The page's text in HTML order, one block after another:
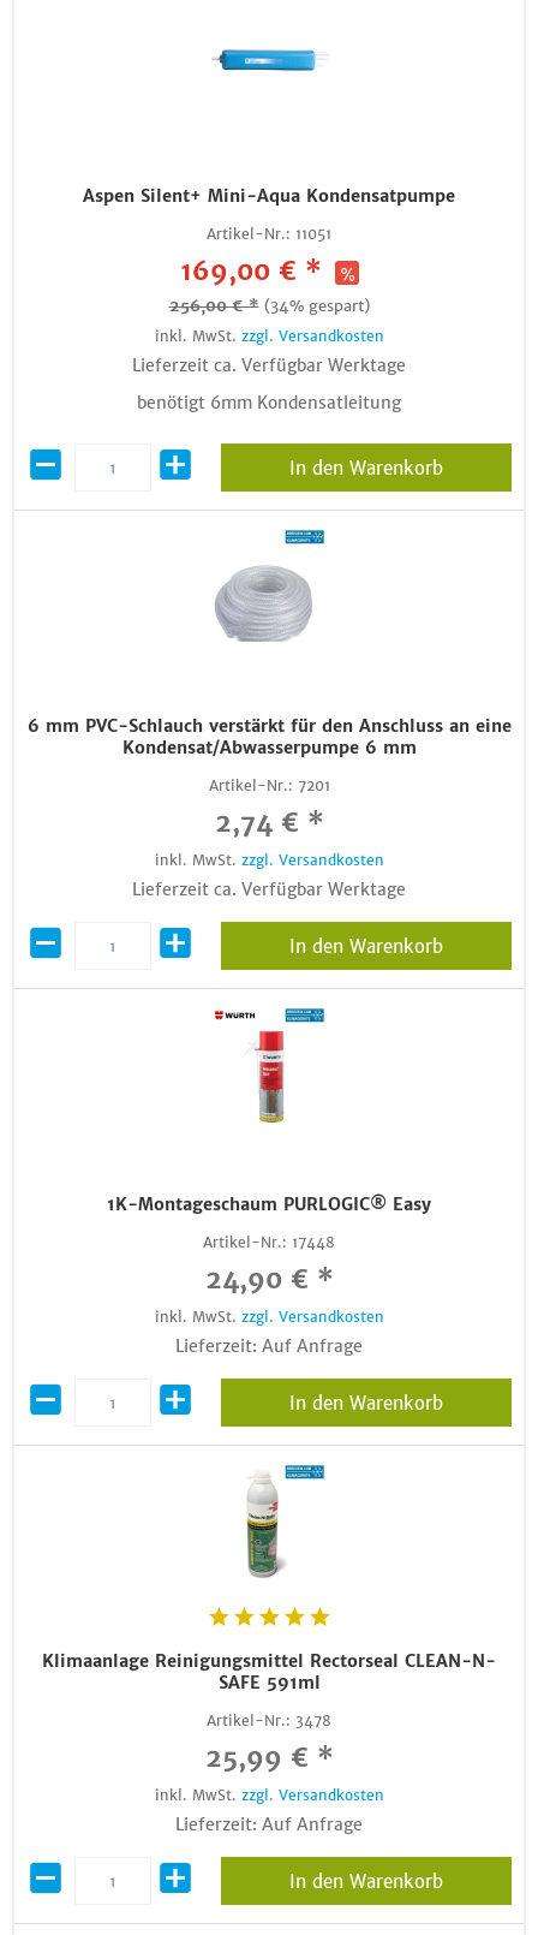
Aspen Silent+ Mini-Aqua Kondensatpumpe
Artikel-Nr.: 11051
169,00 € *
256,00 € * (34% gespart)
inkl. MwSt. zzgl. Versandkosten
Lieferzeit ca. Verfügbar Werktage
benötigt 6mm Kondensatleitung
In den Warenkorb
6 mm PVC-Schlauch verstärkt für den Anschluss an eine
Kondensat/Abwasserpumpe 6 mm
Artikel-Nr.: 7201
2,74 € *
inkl. MwSt. zzgl. Versandkosten
Lieferzeit ca. Verfügbar Werktage
In den Warenkorb
1K-Montageschaum PURLOGIC® Easy
Artikel-Nr.: 17448
24,90 € *
inkl. MwSt. zzgl. Versandkosten
Lieferzeit: Auf Anfrage
In den Warenkorb
Klimaanlage Reinigungsmittel Rectorseal CLEAN-N-
SAFE 591ml
Artikel-Nr.: 3478
25,99 € *
inkl. MwSt. zzgl. Versandkosten
Lieferzeit: Auf Anfrage
In den Warenkorb